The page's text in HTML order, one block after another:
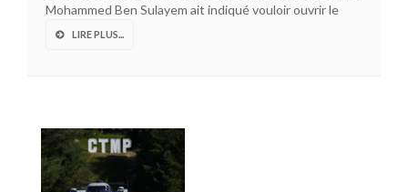
Mohammed Ben Sulayem ait indiqué vouloir ouvrir le
LIRE PLUS...